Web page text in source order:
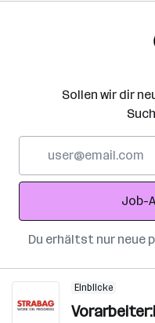
Sollen wir dir
Adresse
Job-
Du erhältst nur neue
Einblicke